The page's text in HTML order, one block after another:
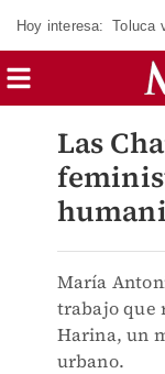
Hoy interesa: Toluca
Las
María
trabajo que
Harina, un
urbano.